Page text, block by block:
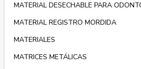
MATERIAL DESECHABLE PARA
MATERIAL REGISTRO MORDIDA
MATERIALES
MATRICES METÁLICAS